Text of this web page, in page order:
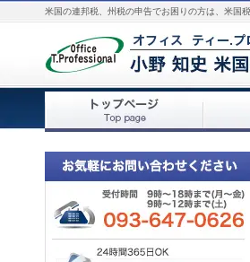
米国の連邦税、州税の申告でお困りの方は、米国